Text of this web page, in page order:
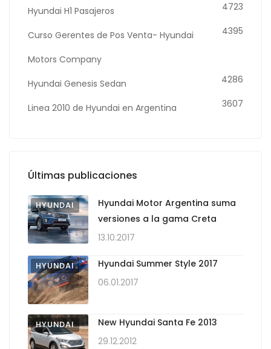
Hyundai H1 Pasajeros 4723
Curso Gerentes de Pos Venta- Hyundai
Motors Company
4395
Hyundai Genesis Sedan 4286
Linea 2010 de Hyundai en Argentina 3607
Últimas publicaciones
HYUNDAI
Hyundai Motor Argentina suma
versiones a la gama Creta
13.10.2017
HYUNDAI
Hyundai Summer Style 2017
06.01.2017
HYUNDAI
New Hyundai Santa Fe 2013
29.12.2012